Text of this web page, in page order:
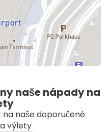
naše nápady na
naše doporučené
výlety